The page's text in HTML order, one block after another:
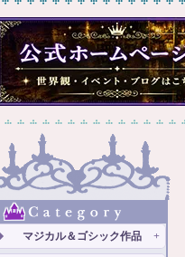
マジカル＆ゴシック作品